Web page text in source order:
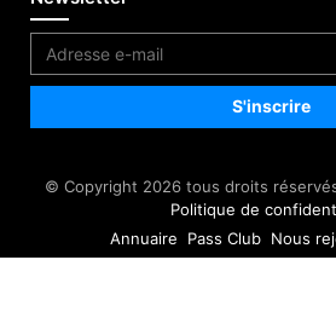
© Copyright 2026 tous droits
Politique de
Annuaire
Pass Club Nous